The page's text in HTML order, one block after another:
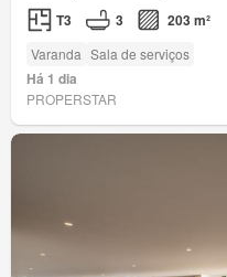
T3 3 203 m²
Varanda Sala de serviços
Há 1 dia
PROPERSTAR